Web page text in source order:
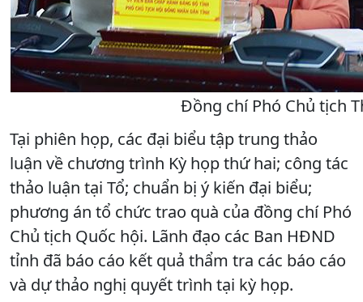
Đồng chí Phó Chủ tịch
Tại phiên họp, các đại biểu tập trung thảo
luận về chương trình Kỳ họp thứ hai; công tác
thảo luận tại Tổ; chuẩn bị ý kiến đại biểu;
phương án tổ chức trao quà của đồng chí Phó
Chủ tịch Quốc hội. Lãnh đạo các Ban HĐND
tỉnh đã báo cáo kết quả thẩm tra các báo cáo
và dự thảo nghị quyết trình tại kỳ họp.